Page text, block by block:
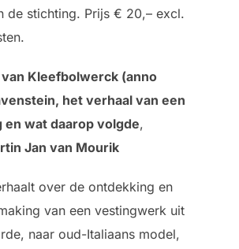
de stichting. Prijs € 20,– excl.
van Kleefbolwerck (anno
het verhaal van een
en wat daarop volgde,
Jan van Mourik
over de ontdekking en
van een vestingwerk uit
naar oud-Italiaans model,